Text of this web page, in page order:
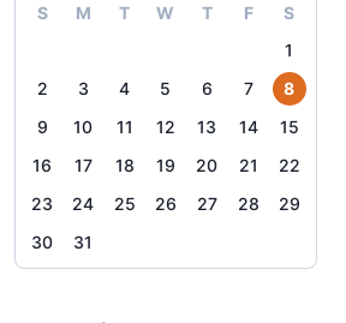
S M T W T F
S
1
2
3 4 5 6 7
8
9
10 11 12 13 14
15
16
17 18 19 20 21
22
23
24 25 26 27 28
29
30
31